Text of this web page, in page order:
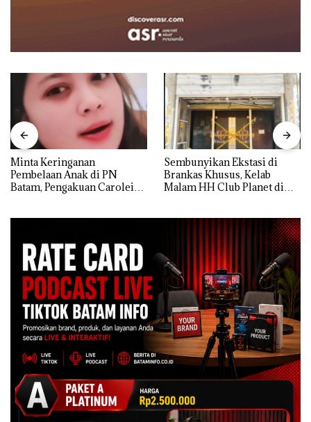
Minta Keringanan
Pembelaan Anak di PN
Batam, Pengakuan Carolein
Sembunyikan Ekstasi di
Brankas Khusus, Kelab
Malam HH Club Planet di